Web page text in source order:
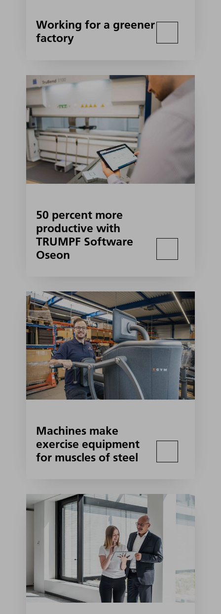
Working for a greener
factory
50 percent more
productive with
TRUMPF Software
Oseon
Machines make
exercise equipment
for muscles of steel